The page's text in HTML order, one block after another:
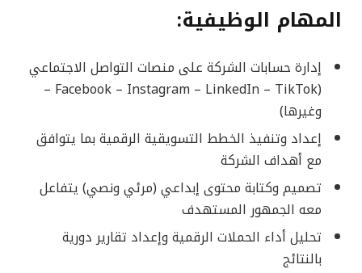
المهام الوظيفية:
إدارة حسابات الشركة على منصات التواصل الاجتماعي
(Facebook – Instagram – LinkedIn – TikTok –
وغيرها)
إعداد وتنفيذ الخطط التسويقية الرقمية بما يتوافق
مع أهداف الشركة
تصميم وكتابة محتوى إبداعي (مرئي ونصي) يتفاعل
معه الجمهور المستهدف
تحليل أداء الحملات الرقمية وإعداد تقارير دورية
بالنتائج